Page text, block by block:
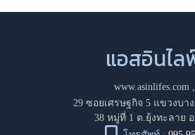
แอสอินไล
www.asinlifes.com,
29 ซอยเศรษฐกิจ 5 แขวงบา
38 หมู่ที่ 1 ต.ยุ้งทะลาย